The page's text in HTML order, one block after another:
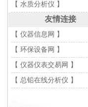
【 水质分析仪 】
友情连接
【 仪器信息网 】
【 环保设备网 】
【 仪器仪表交易网 】
【 总铅在线分析仪 】